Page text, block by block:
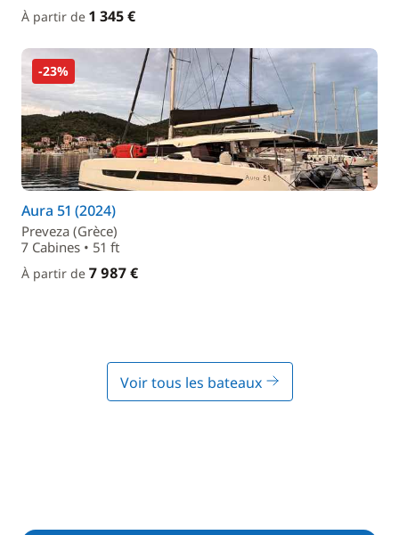
À partir de 1 345 €
-23%
Aura 51 (2024)
Preveza (Grèce)
7 Cabines • 51 ft
À partir de 7 987 €
Voir tous les bateaux